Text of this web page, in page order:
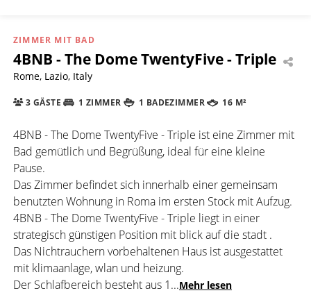
ZIMMER MIT BAD
4BNB - The Dome TwentyFive - Triple
Rome, Lazio, Italy
3 GÄSTE 1 ZIMMER 1 BADEZIMMER 16 M²
4BNB - The Dome TwentyFive - Triple ist eine Zimmer mit
Bad gemütlich und Begrüßung, ideal für eine kleine
Pause.
Das Zimmer befindet sich innerhalb einer gemeinsam
benutzten Wohnung in Roma im ersten Stock mit Aufzug.
4BNB - The Dome TwentyFive - Triple liegt in einer
strategisch günstigen Position mit blick auf die stadt .
Das Nichtrauchern vorbehaltenen Haus ist ausgestattet
mit klimaanlage, wlan und heizung.
Der Schlafbereich besteht aus 1...Mehr lesen